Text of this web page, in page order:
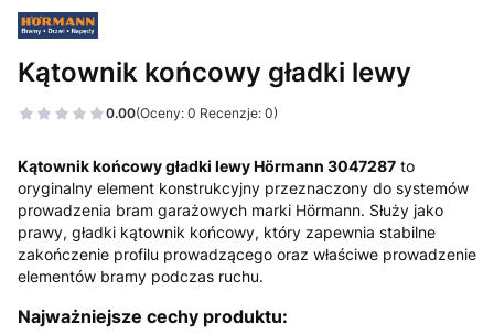
Kątownik końcowy gładki lewy
0.00(Oceny: 0 Recenzje: 0)
Kątownik końcowy gładki lewy Hörmann 3047287 to
oryginalny element konstrukcyjny przeznaczony do systemów
prowadzenia bram garażowych marki Hörmann. Służy jako
prawy, gładki kątownik końcowy, który zapewnia stabilne
zakończenie profilu prowadzącego oraz właściwe prowadzenie
elementów bramy podczas ruchu.
Najważniejsze cechy produktu: